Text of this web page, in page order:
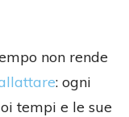
non rende
: ogni
tempi e le sue